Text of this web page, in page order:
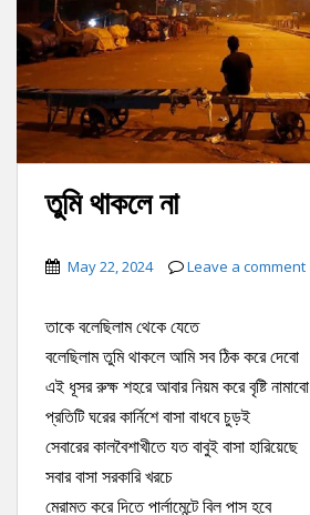
তুমি থাকলে না
May 22, 2024 Leave a comment
তাকে বলেছিলাম থেকে যেতে
বলেছিলাম তুমি থাকলে আমি সব ঠিক করে দেবো
এই ধূসর রুক্ষ শহরে আবার নিয়ম করে বৃষ্টি নামাবো
প্রতিটি ঘরের কার্নিশে বাসা বাধবে চুড়ই
সেবারের কালবৈশাখীতে যত বাবুই বাসা হারিয়েছে
সবার বাসা সরকারি খরচে
মেরামত করে দিতে পার্লামেন্টে বিল পাস হবে